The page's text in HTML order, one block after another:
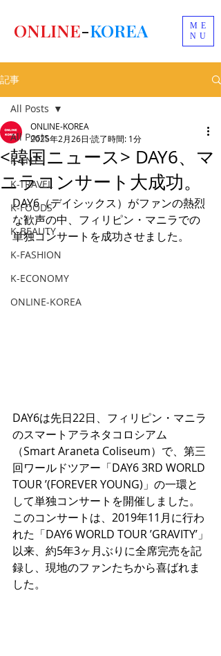
ME
NU
ONLINE-KOREA
記事
All Posts
K-ENT
K-TRAVEL
K-FOODS
K-BEAUTY
K-FASHION
K-ECONOMY
ONLINE-KOREA
All Posts
<韓国ニュース> DAY6、マ
ニラコンサート大成功。
ONLINE-KOREA
2025年2月26日 読了時間: 1分
DAY6（デイシックス）がファンの熱烈
な歓声の中、フィリピン・マニラでの
単独コンサートを成功させました。
DAY6は先日22日、フィリピン・マニラ
のスマートアラネタコロシアム
（Smart Araneta Coliseum）で、第三
回ワールドツアー「DAY6 3RD WORLD
TOUR ’(FOREVER YOUNG)」の一環と
して単独コンサートを開催しました。
このコンサートは、2019年11月に行わ
れた「DAY6 WORLD TOUR ’GRAVITY’」
以来、約5年3ヶ月ぶりに全席完売を記
録し、現地のファンたちから喜ばれま
した。